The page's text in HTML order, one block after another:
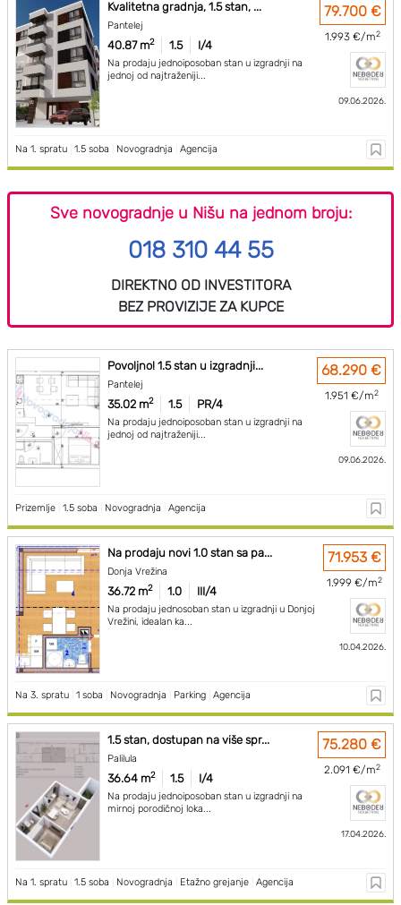
Kvalitetna gradnja, 1.5 stan, ...
Pantelej
40.87 m2 1.5 I/4
Na prodaju jednoiposoban stan u izgradnji na
jednoj od najtraženiji...
79.700 €
1.993 €/m2
09.06.2026.
Na 1. spratu 1.5 soba Novogradnja Agencija
Sve novogradnje u Nišu na jednom broju:
018 310 44 55
DIREKTNO OD INVESTITORA
BEZ PROVIZIJE ZA KUPCE
Povoljno! 1.5 stan u izgradnji...
Pantelej
35.02 m2 1.5 PR/4
Na prodaju jednoiposoban stan u izgradnji na
jednoj od najtraženiji...
68.290 €
1.951 €/m2
09.06.2026.
Prizemlje 1.5 soba Novogradnja Agencija
Na prodaju novi 1.0 stan sa pa...
Donja Vrežina
36.72 m2 1.0 III/4
Na prodaju jednosoban stan u izgradnji u Donjoj
Vrežini, idealan ka...
71.953 €
1.999 €/m2
10.04.2026.
Na 3. spratu 1 soba Novogradnja Parking Agencija
1.5 stan, dostupan na više spr...
Palilula
36.64 m2 1.5 I/4
Na prodaju jednoiposoban stan u izgradnji na
mirnoj porodičnoj loka...
75.280 €
2.091 €/m2
17.04.2026.
Na 1. spratu 1.5 soba Novogradnja Etažno grejanje Agencija